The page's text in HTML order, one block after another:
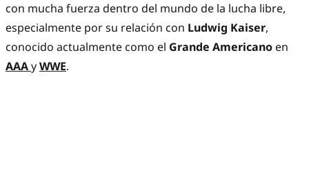
con mucha fuerza dentro del mundo de la lucha libre,
especialmente por su relación con Ludwig Kaiser,
conocido actualmente como el Grande Americano en
AAAyWWE.